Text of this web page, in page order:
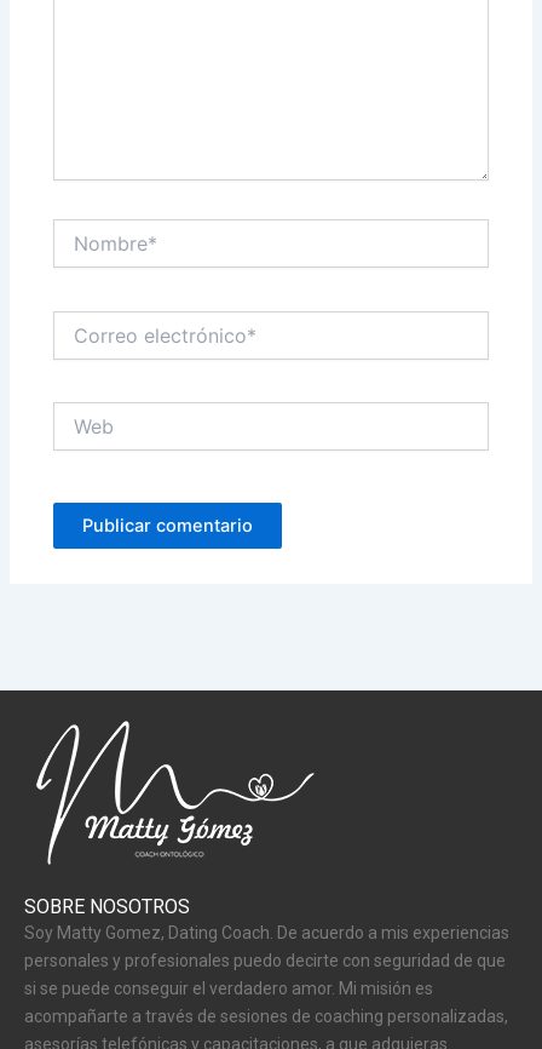
electrónico*
SOBRE NOSOTROS
Soy Matty Gomez, Dating Coach. De acuerdo a mis experiencias
personales y profesionales puedo decirte con seguridad de que
si se puede conseguir el verdadero amor. Mi misión es
acompañarte a través de sesiones de coaching personalizadas,
asesorías telefónicas y capacitaciones, a que adquieras